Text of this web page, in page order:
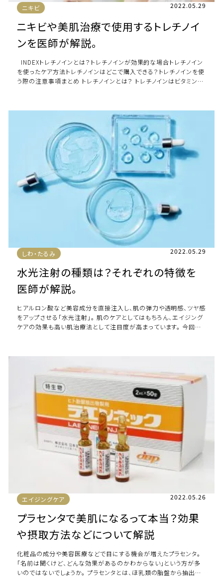
ニキビ 2022.05.29
ニキビや美肌治療で使用するトレチノイ
ンを医師が解説。
INDEXトレチノインとは？トレチノインが効果的な場合トレチノイン
を使ったケア方法トレチノインはどこで購入できる？トレチノインを使
う際の注意事項まとめ トレチノインとは？ トレチノインはビタミン
しわ・たるみ 2022.05.29
水光注射の種類は？それぞれの特徴を
医師が解説。
ヒアルロン酸など美容成分を直接注入し、肌の弾力や透明感、ツヤ感
をアップさせる「水光注射」。 肌のケアとしてはもちろん、エイジング
ケアの効果も高い肌治療法として注目度が高まっています。 今回は
エイジングケア 2022.05.26
プラセンタで美肌になるって本当？効果
や摂取方法などについて解説
化粧品の成分や美容医療などで目にする機会が増えたプラセンタ。
「名前は聞くけど、どんな効果があるのかわからない」という方が多
いのではないでしょうか。 プラセンタとは、ほ乳類の胎盤から抽出し